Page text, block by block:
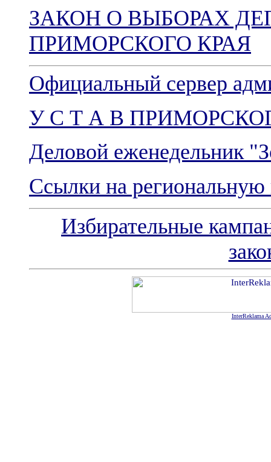
ЗАКОН О ВЫБОРАХ
ПРИМОРСКОГО КРАЯ
Официальный сервер
У С Т А В
Деловой еженедельник
Ссылки на региональную
Избирательные
InterReklama